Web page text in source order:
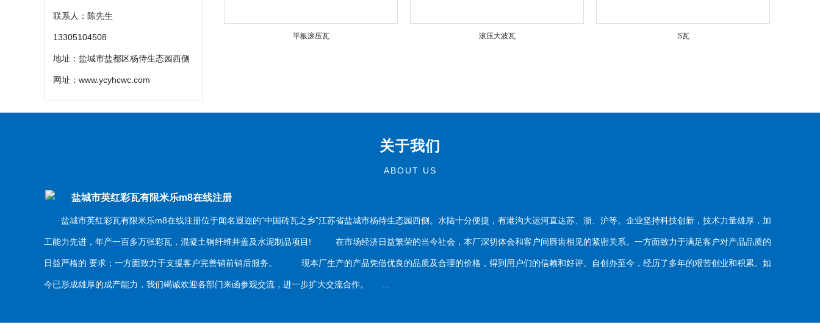
联系人：陈先生
13305104508
地址：盐城市盐都区杨侍生态园西侧
网址： www.ycyhcwc.com
平板滚压瓦 滚压大波瓦 S瓦
关于我们
ABOUT US
盐城市英红彩瓦有限米乐m8在线注册
盐城市英红彩瓦有限米乐m8在线注册位于闻名遐迩的“中国砖瓦之乡”江苏省盐城市杨待生态园西侧。水陆十分便捷，有港沟大运河直达苏、浙、沪等。企业坚持科技创新，技术力量雄厚，加
工能力先进，年产一百多万张彩瓦，混凝土钢纤维井盖及水泥制品项目! 在市场经济日益繁荣的当今社会，本厂深切体会和客户间唇齿相见的紧密关系。一方面致力于满足客户对产品品质的
日益严格的 要求；一方面致力于支援客户完善销前销后服务。 现本厂生产的产品凭借优良的品质及合理的价格，得到用户们的信赖和好评。自创办至今，经历了多年的艰苦创业和积累。如
今已形成雄厚的成产能力，我们竭诚欢迎各部门来函参观交流，进一步扩大交流合作。 ...